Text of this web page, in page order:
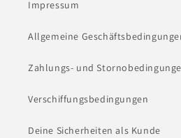
Impressum
Allgemeine
Zahlungs- und
Verschiffungsbedingungen
Deine Sicherheiten als Kunde